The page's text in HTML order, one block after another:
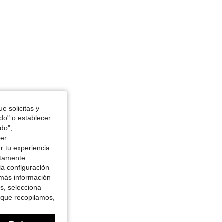
solicitas y
o establecer
tu experiencia
configuración
información
selecciona
recopilamos,